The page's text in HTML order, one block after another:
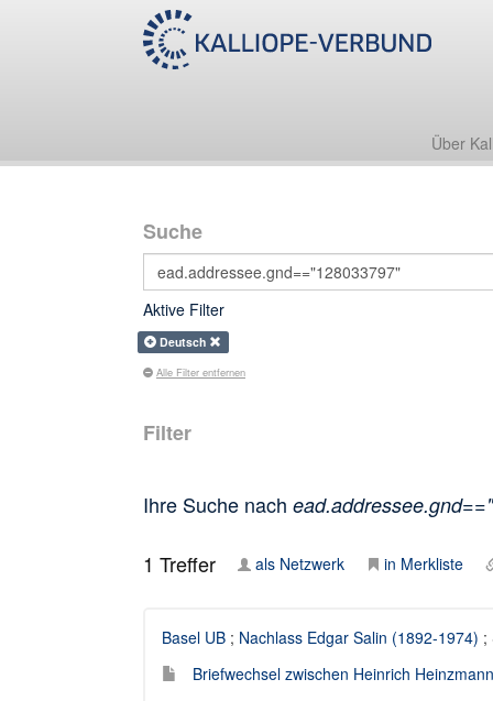
Über
Suche
Aktive Filter
Deutsch
Alle Filter entfernen
Filter
Ihre Suche nach
1 Treffer als Netzwerk in Merkliste
Basel UB ; Nachlass Edgar Salin (1892-1974) ;
Briefwechsel zwischen Heinrich